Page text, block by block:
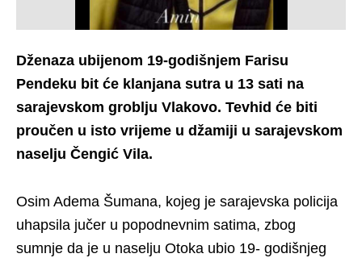
Dženaza ubijenom 19-godišnjem Farisu
Pendeku bit će klanjana sutra u 13 sati na
sarajevskom groblju Vlakovo. Tevhid će biti
proučen u isto vrijeme u džamiji u sarajevskom
naselju Čengić Vila.
Osim Adema Šumana, kojeg je sarajevska policija
uhapsila jučer u popodnevnim satima, zbog
sumnje da je u naselju Otoka ubio 19- godišnjeg